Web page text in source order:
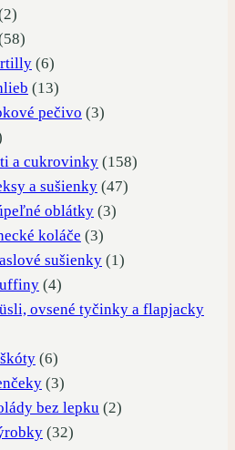
22
produkty
5858
produktov
66
produktov
1313
produktov
pečivo 33
a cukrovinky 158158
a sušienky 4747
oblátky 33
koláče 33
produkty
sušienky 11
44
produkty
ovsené tyčinky a flapjacky
66
produktov
33
produkty
bez lepku 22
3232